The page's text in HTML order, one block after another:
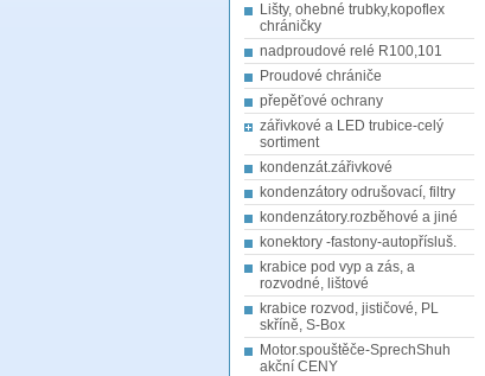
Lišty, ohebné trubky,kopoflex
chráničky
nadproudové relé R100,101
Proudové chrániče
přepěťové ochrany
zářivkové a LED trubice-celý
sortiment
kondenzát.zářivkové
kondenzátory odrušovací, filtry
kondenzátory.rozběhové a jiné
konektory -fastony-autopřísluš.
krabice pod vyp a zás, a
rozvodné, lištové
krabice rozvod, jističové, PL
skříně, S-Box
Motor.spouštěče-SprechShuh
akční CENY